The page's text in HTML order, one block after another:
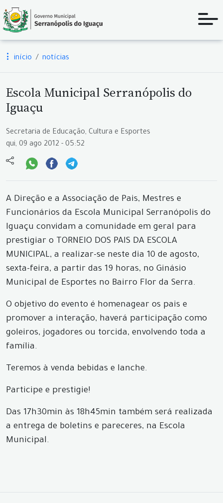
início notícias
Escola Municipal Serranópolis do
Iguaçu
Secretaria de Educação, Cultura e Esportes
qui, 09 ago 2012 - 05:52
A Direção e a Associação de Pais, Mestres e
Funcionários da Escola Municipal Serranópolis do
Iguaçu convidam a comunidade em geral para
prestigiar o TORNEIO DOS PAIS DA ESCOLA
MUNICIPAL, a realizar-se neste dia 10 de agosto,
sexta-feira, a partir das 19 horas, no Ginásio
Municipal de Esportes no Bairro Flor da Serra.
O objetivo do evento é homenagear os pais e
promover a interação, haverá participação como
goleiros, jogadores ou torcida, envolvendo toda a
família.
Teremos à venda bebidas e lanche.
Participe e prestigie!
Das 17h30min às 18h45min também será realizada
a entrega de boletins e pareceres, na Escola
Municipal.